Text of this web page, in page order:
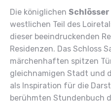
Die königlichen
westlichen Teil des
dieser beeindruckenden
Residenzen. Das Schloss
märchenhaften spitzen
gleichnamigen Stadt und
als Inspiration für die
berühmten Stundenbuch